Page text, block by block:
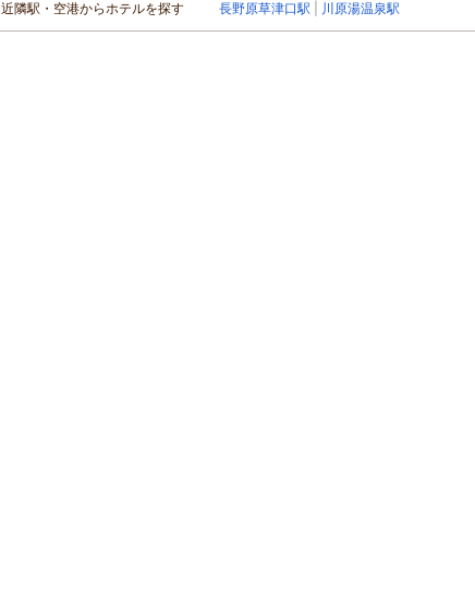
近隣駅・空港からホテルを探す
長野原草津口駅 川原湯温泉駅